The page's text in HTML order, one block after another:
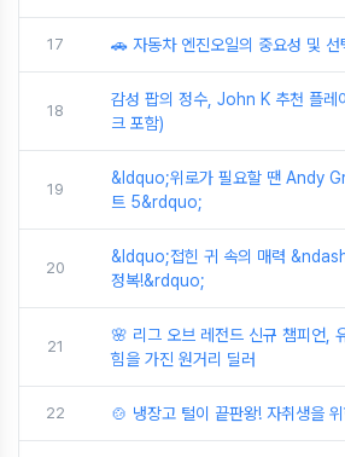
17 🚗 자동차 엔진오일의 중요성 및
18
감성 팝의 정수, John K 추천 플레
크 포함)
19
&ldquo;위로가 필요할 땐 Andy
트 5&rdquo;
20
&ldquo;접힌 귀 속의 매력
정복!&rdquo;
21
🌸 리그 오브 레전드 신규 챔피언,
힘을 가진 원거리 딜러
22 🍲 냉장고 털이 끝판왕! 자취생을